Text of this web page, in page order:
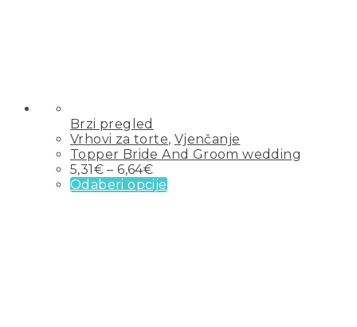
Brzi pregled
Vrhovi za torte, Vjenčanje
Topper Bride And Groom wedding
5,31€ –6,64€
Odaberi opcije